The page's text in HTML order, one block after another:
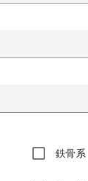
鉄骨系